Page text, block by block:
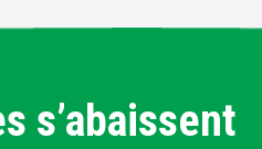
s’abaissent